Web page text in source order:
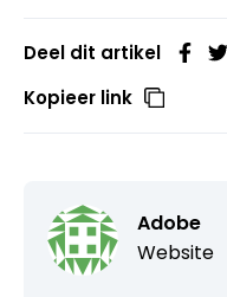
Deel dit artikel
Kopieer link
Adobe
Website